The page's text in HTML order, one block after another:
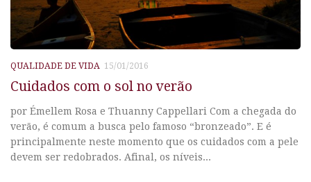
QUALIDADE DE VIDA 15/01/2016
Cuidados com o sol no verão
por Émellem Rosa e Thuanny Cappellari Com a chegada do
verão, é comum a busca pelo famoso “bronzeado”. E é
principalmente neste momento que os cuidados com a pele
devem ser redobrados. Afinal, os níveis...